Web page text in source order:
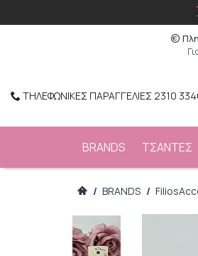
ΤΗΛΕΦΩΝΙΚΕΣ ΠΑΡΑΓΓΕΛΙΕΣ 2310
BRANDS ΤΣΑΝΤΕΣ
/ BRANDS /